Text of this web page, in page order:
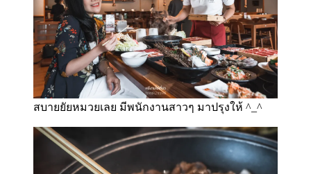
สบายยัยหมวยเลย มีพนักงานสาวๆ มาปรุงให้ ^_^